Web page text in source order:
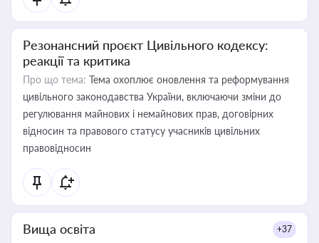
Резонансний проєкт Цивільного кодексу:
реакції та критика
Про що тема: Тема охоплює оновлення та реформування
цивільного законодавства України, включаючи зміни до
регулювання майнових і немайнових прав, договірних
відносин та правового статусу учасників цивільних
правовідносин
Вища освіта +37